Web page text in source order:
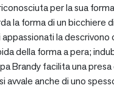
per la sua
la forma di un bicchiere
la descrivono
della forma a pera;
Brandy facilita una
avvale anche di uno